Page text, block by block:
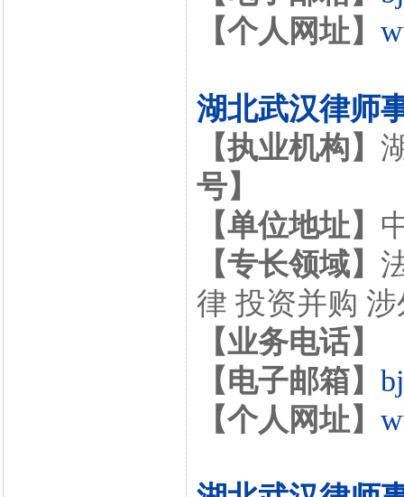
【个人网址】
湖北武汉律师
【执业机构】
号】
【单位地址】
【专长领域】
律 投资并购
【业务电话】
【电子邮箱】
【个人网址】